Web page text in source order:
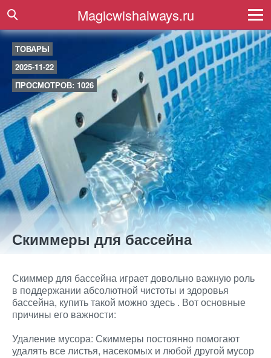
Magicwishalways.ru
ТОВАРЫ
2025-11-22
ПРОСМОТРОВ: 1026
Скиммеры для бассейна
Скиммер для бассейна играет довольно важную роль
в поддержании абсолютной чистоты и здоровья
бассейна, купить такой можно здесь . Вот основные
причины его важности:
Удаление мусора: Скиммеры постоянно помогают
удалять все листья, насекомых и любой другой мусор